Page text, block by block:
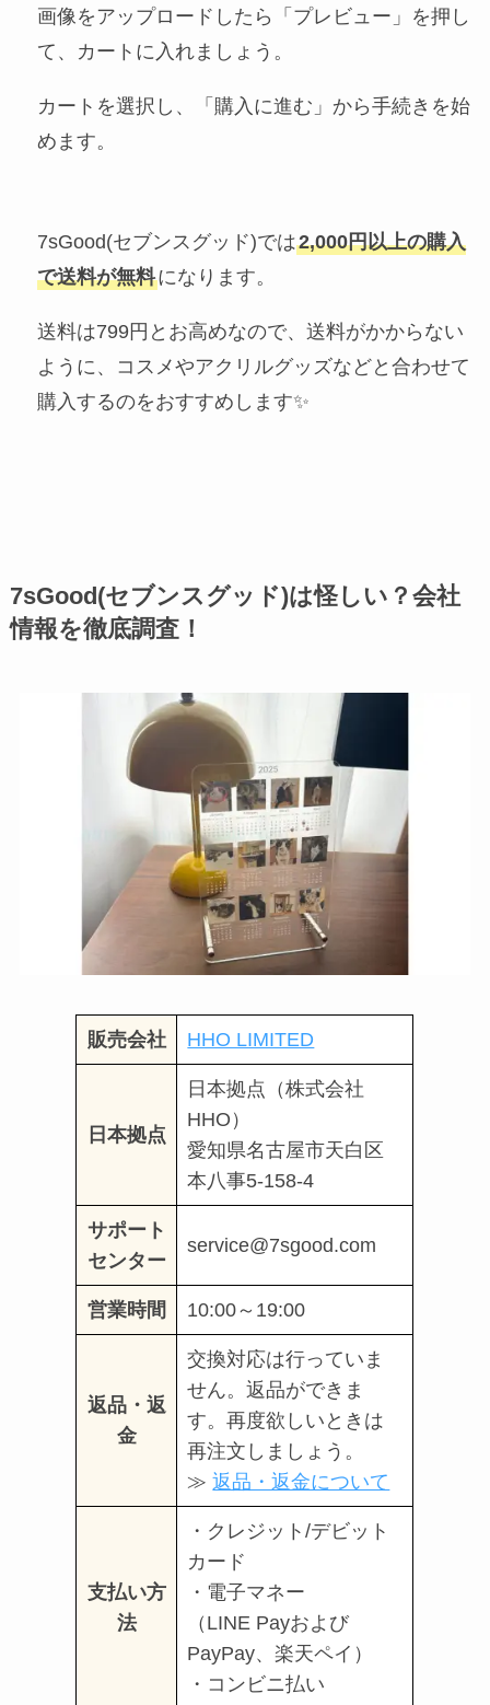
画像をアップロードしたら「プレビュー」を押し
て、カートに入れましょう。
カートを選択し、「購入に進む」から手続きを始
めます。
7sGood(セブンスグッド)では2,000円以上の購入
で送料が無料になります。
送料は799円とお高めなので、送料がかからない
ように、コスメやアクリルグッズなどと合わせて
購入するのをおすすめします✨
7sGood(セブンスグッド)は怪しい？会社
情報を徹底調査！
販売会社 HHO LIMITED
日本拠点
日本拠点（株式会社
HHO）
愛知県名古屋市天白区
本八事5-158-4
サポート
センター
service@7sgood.com
営業時間 10:00～19:00
返品・返
金
交換対応は行っていま
せん。返品ができま
す。再度欲しいときは
再注文しましょう。
≫返品・返金について
支払い方
法
・クレジット/デビット
カード
・電子マネー
（LINE Payおよび
PayPay、楽天ペイ）
・コンビニ払い